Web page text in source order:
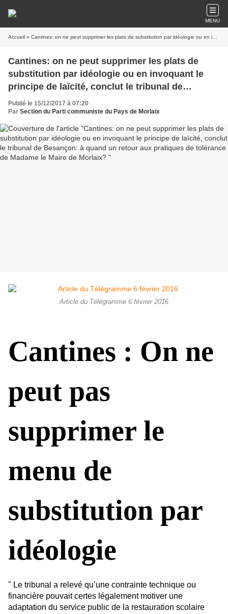
MENU
Accueil » Cantines: on ne peut supprimer les plats de substitution par idéologie ou en invoquant le principe de laïcité, conclut le tribunal de Besançon: à quand un retour aux pratiques de tolérance de Madame le Maire de Morlaix?
Cantines: on ne peut supprimer les plats de
substitution par idéologie ou en invoquant le
principe de laïcité, conclut le tribunal de
Besançon: à quand un retour aux pratiques de
tolérance de Madame le Maire de Morlaix?
Publié le 15/12/2017 à 07:20
Par Section du Parti communiste du Pays de Morlaix
Article du Télégramme 6 février 2016
Cantines : On ne
peut pas
supprimer le
menu de
substitution par
idéologie
" Le tribunal a relevé qu’une contrainte technique ou
financière pouvait certes légalement motiver une
adaptation du service public de la restauration scolaire